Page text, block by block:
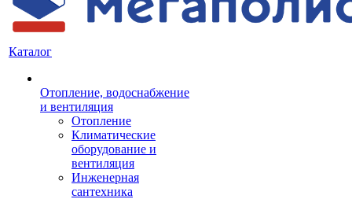
Каталог
Отопление, водоснабжение
и вентиляция
Отопление
Климатические
оборудование и
вентиляция
Инженерная
сантехника